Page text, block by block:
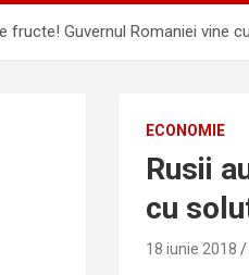
fructe! Guvernul Romaniei vine
ECONOMIE
Rusii
cu
18 iunie 2018